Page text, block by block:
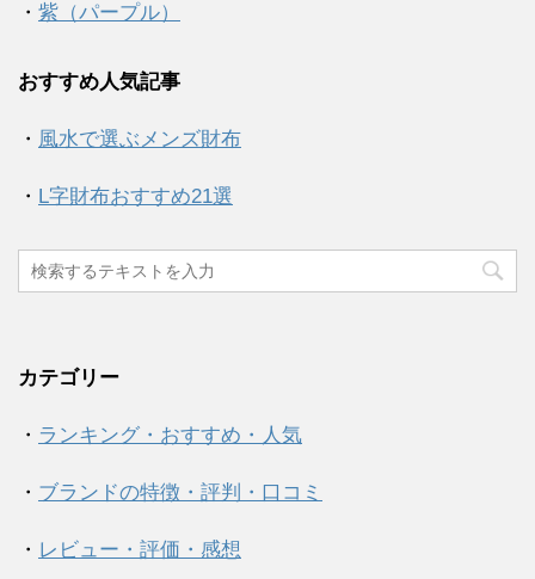
・ 紫（パープル）
おすすめ人気記事
・ 風水で選ぶメンズ財布
・ L字財布おすすめ21選
カテゴリー
・ ランキング・おすすめ・人気
・ ブランドの特徴・評判・口コミ
・ レビュー・評価・感想